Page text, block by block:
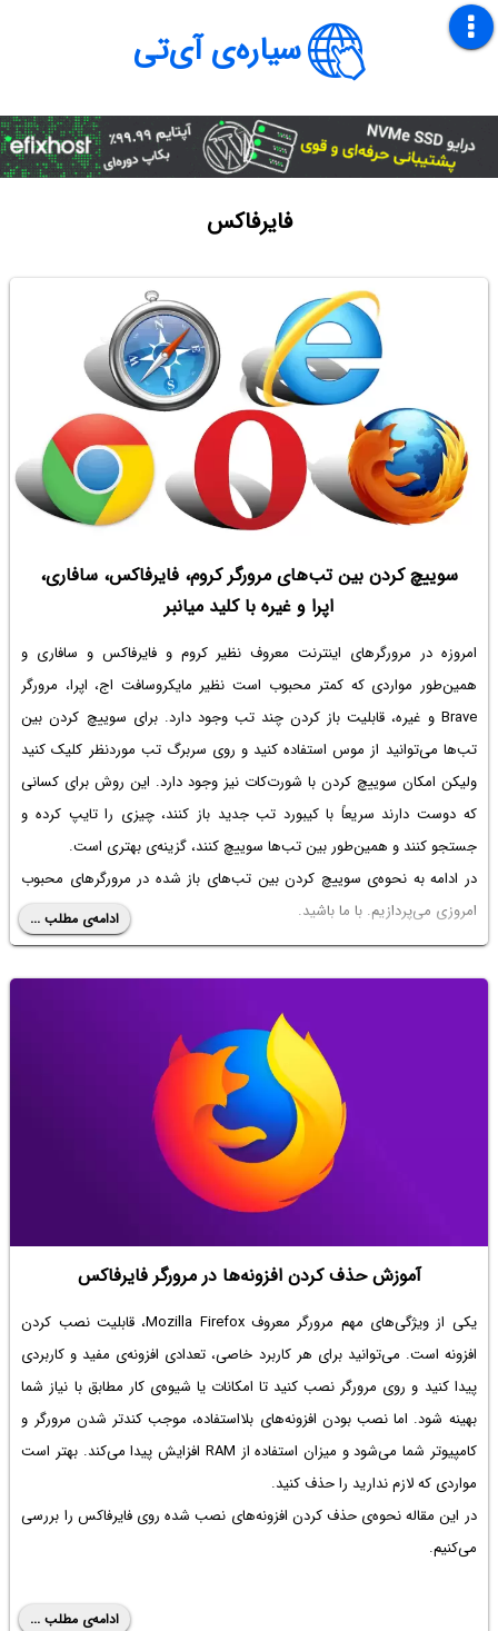
سیاره‌ی آی‌تی
فایرفاکس
سوییچ کردن بین تب‌های مرورگر کروم، فایرفاکس، سافاری،
اپرا و غیره با کلید میانبر
امروزه در مرورگرهای اینترنت معروف نظیر کروم و فایرفاکس و سافاری و
همین‌طور مواردی که کمتر محبوب است نظیر مایکروسافت اج، اپرا، مرورگر
Brave و غیره، قابلیت باز کردن چند تب وجود دارد. برای سوییچ کردن بین
تب‌ها می‌توانید از موس استفاده کنید و روی سربرگ تب موردنظر کلیک کنید
ولیکن امکان سوییچ کردن با شورت‌کات نیز وجود دارد. این روش برای کسانی
که دوست دارند سریعاً با کیبورد تب جدید باز کنند، چیزی را تایپ کرده و
جستجو کنند و همین‌طور بین تب‌ها سوییچ کنند، گزینه‌ی بهتری است.
در ادامه به نحوه‌ی سوییچ کردن بین تب‌های باز شده در مرورگرهای محبوب
امروزی می‌پردازیم. با ما باشید.
ادامه‌ی مطلب ...
آموزش حذف کردن افزونه‌ها در مرورگر فایرفاکس
یکی از ویژگی‌های مهم مرورگر معروف Mozilla Firefox، قابلیت نصب کردن
افزونه است. می‌توانید برای هر کاربرد خاصی، تعدادی افزونه‌ی مفید و کاربردی
پیدا کنید و روی مرورگر نصب کنید تا امکانات یا شیوه‌ی کار مطابق با نیاز شما
بهینه شود. اما نصب بودن افزونه‌های بلااستفاده، موجب کندتر شدن مرورگر و
کامپیوتر شما می‌شود و میزان استفاده از RAM افزایش پیدا می‌کند. بهتر است
مواردی که لازم ندارید را حذف کنید.
در این مقاله نحوه‌ی حذف کردن افزونه‌های نصب شده روی فایرفاکس را بررسی
می‌کنیم.
ادامه‌ی مطلب ...